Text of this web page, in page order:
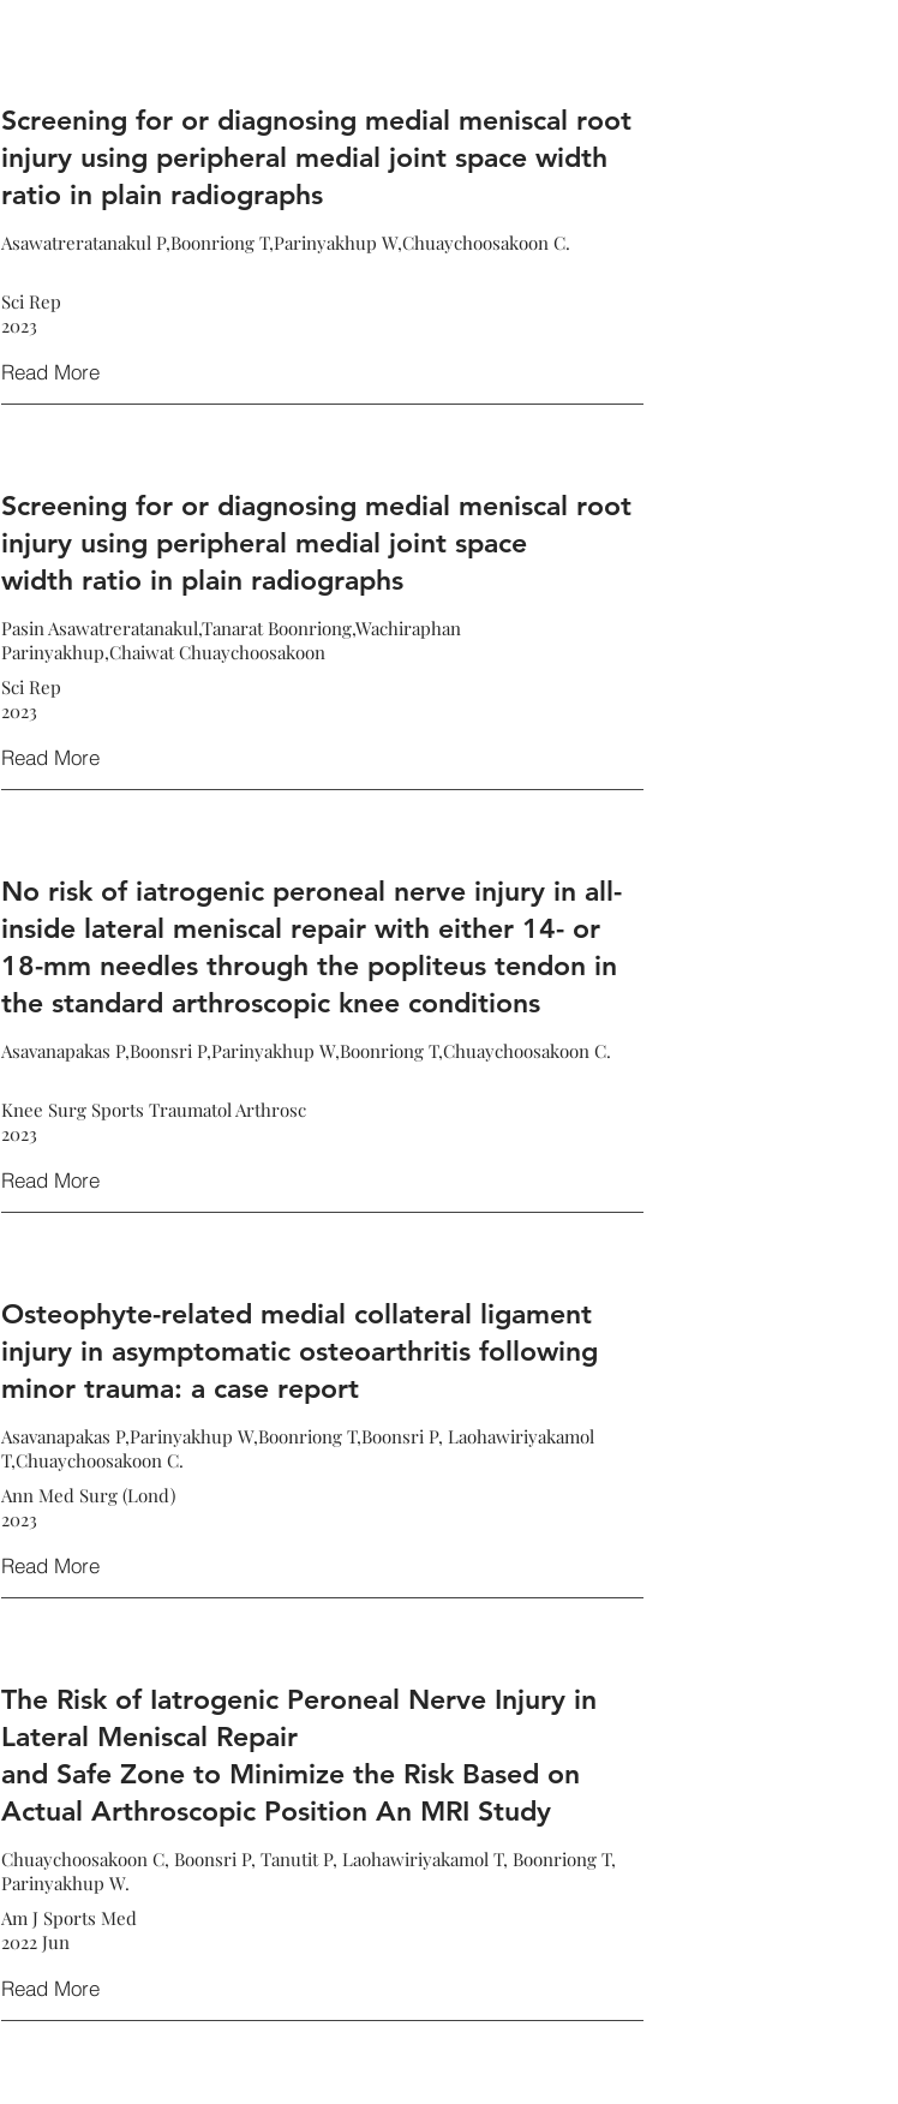
Screening for or diagnosing medial meniscal root
injury using peripheral medial joint space width
ratio in plain radiographs
Asawatreratanakul P,Boonriong T,Parinyakhup W,Chuaychoosakoon C.
Sci Rep
2023
Read More
Screening for or diagnosing medial meniscal root
injury using peripheral medial joint space
width ratio in plain radiographs
Pasin Asawatreratanakul,Tanarat Boonriong,Wachiraphan
Parinyakhup,Chaiwat Chuaychoosakoon
Sci Rep
2023
Read More
No risk of iatrogenic peroneal nerve injury in all-
inside lateral meniscal repair with either 14- or
18-mm needles through the popliteus tendon in
the standard arthroscopic knee conditions
Asavanapakas P,Boonsri P,Parinyakhup W,Boonriong T,Chuaychoosakoon C.
Knee Surg Sports Traumatol Arthrosc
2023
Read More
Osteophyte-related medial collateral ligament
injury in asymptomatic osteoarthritis following
minor trauma: a case report
Asavanapakas P,Parinyakhup W,Boonriong T,Boonsri P, Laohawiriyakamol
T,Chuaychoosakoon C.
Ann Med Surg (Lond)
2023
Read More
The Risk of Iatrogenic Peroneal Nerve Injury in
Lateral Meniscal Repair
and Safe Zone to Minimize the Risk Based on
Actual Arthroscopic Position An MRI Study
Chuaychoosakoon C, Boonsri P, Tanutit P, Laohawiriyakamol T, Boonriong T,
Parinyakhup W.
Am J Sports Med
2022 Jun
Read More